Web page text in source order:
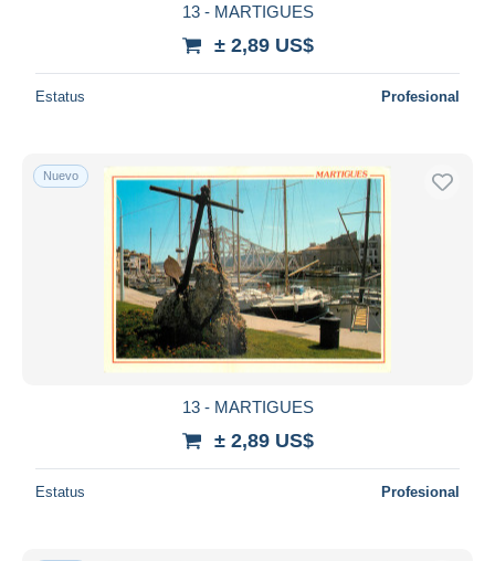
13 - MARTIGUES
± 2,89 US$
Estatus Profesional
Nuevo
13 - MARTIGUES
± 2,89 US$
Estatus Profesional